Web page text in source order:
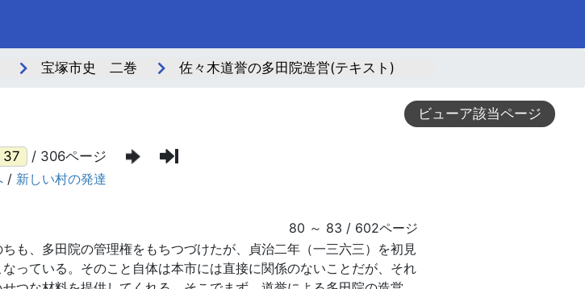
宝塚市史 二巻 佐々木道誉の多田院造営(テキスト)
ビューア該当ページ
/ 306ページ